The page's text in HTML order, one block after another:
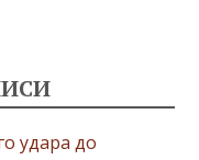
удара до